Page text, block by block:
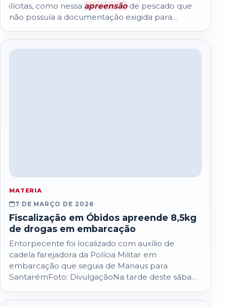
ilícitas, como nessa apreensãode pescado que
não possuía a documentação exigida para
MATERIA
7 DE MARÇO DE 2026
Fiscalização em Óbidos apreende 8,5kg
de drogas em embarcação
Entorpecente foi localizado com auxílio de
cadela farejadora da Polícia Militar em
embarcação que seguia de Manaus para
SantarémFoto: DivulgaçãoNa tarde deste sábado